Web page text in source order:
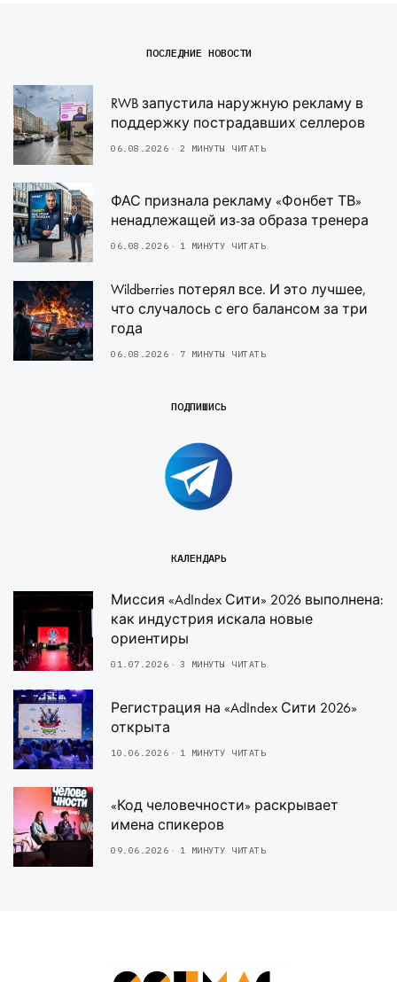
ПОСЛЕДНИЕ НОВОСТИ
RWB запустила наружную рекламу в
поддержку пострадавших селлеров
06.08.2026 2 МИНУТЫ ЧИТАТЬ
ФАС признала рекламу «Фонбет ТВ»
ненадлежащей из-за образа тренера
06.08.2026 1 МИНУТУ ЧИТАТЬ
Wildberries потерял все. И это лучшее,
что случалось с его балансом за три
года
06.08.2026 7 МИНУТЫ ЧИТАТЬ
ПОДПИШИСЬ
КАЛЕНДАРЬ
Миссия «AdIndex Сити» 2026 выполнена:
как индустрия искала новые
ориентиры
01.07.2026 3 МИНУТЫ ЧИТАТЬ
Регистрация на «AdIndex Сити 2026»
открыта
10.06.2026 1 МИНУТУ ЧИТАТЬ
«Код человечности» раскрывает
имена спикеров
09.06.2026 1 МИНУТУ ЧИТАТЬ